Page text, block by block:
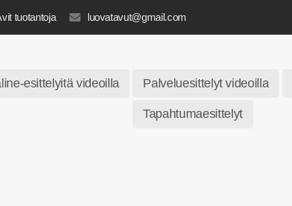
tuotantoja luovatavut@gmail.com
esittelyitä videoilla Palveluesittelyt videoilla
Tapahtumaesittelyt